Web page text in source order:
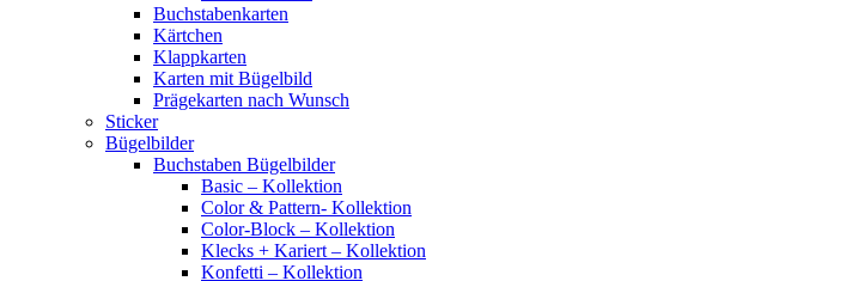
Buchstabenkarten
Kärtchen
Klappkarten
Karten mit Bügelbild
Prägekarten nach Wunsch
Sticker
Bügelbilder
Buchstaben Bügelbilder
Basic – Kollektion
Color & Pattern- Kollektion
Color-Block – Kollektion
Klecks + Kariert – Kollektion
Konfetti – Kollektion